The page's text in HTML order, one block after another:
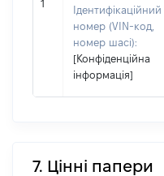
1
Ідентифікаційний
номер (VIN-код,
номер шасі):
[Конфіденційна
інформація]
7. Цінні папери